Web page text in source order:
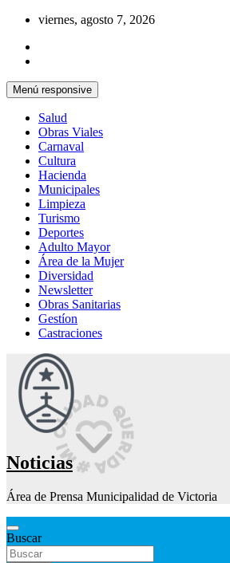
Saltar
contenido
viernes, agosto 7, 2026
Menú responsive
Salud
Obras Viales
Carnaval
Cultura
Hacienda
Municipales
Limpieza
Turismo
Deportes
Adulto Mayor
Área de la Mujer
Diversidad
Newsletter
Obras Sanitarias
Gestíon
Castraciones
Noticias
Área de Prensa Municipalidad de Victoria
Buscar